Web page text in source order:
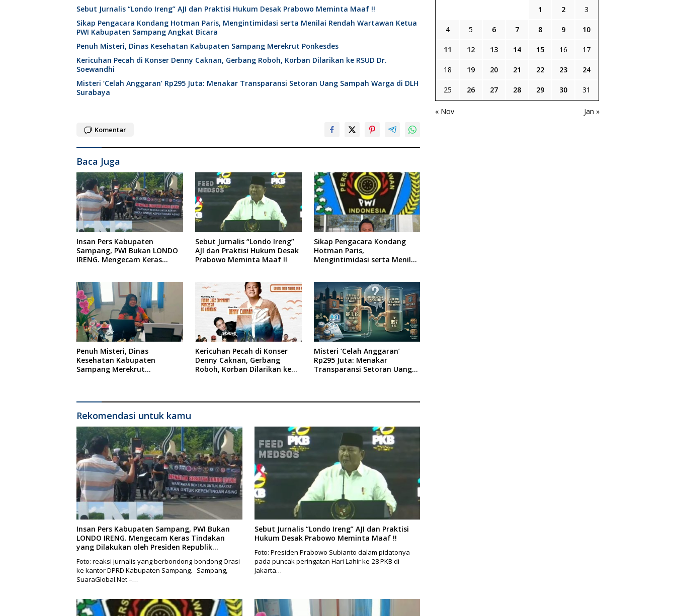
Sebut Jurnalis “Londo Ireng” AJI dan Praktisi Hukum Desak Prabowo Meminta Maaf !!
Sikap Pengacara Kondang Hotman Paris, Mengintimidasi serta Menilai Rendah Wartawan Ketua
PWI Kabupaten Sampang Angkat Bicara
Penuh Misteri, Dinas Kesehatan Kabupaten Sampang Merekrut Ponkesdes
Kericuhan Pecah di Konser Denny Caknan, Gerbang Roboh, Korban Dilarikan ke RSUD Dr.
Soewandhi
Misteri ‘Celah Anggaran’ Rp295 Juta: Menakar Transparansi Setoran Uang Sampah Warga di DLH
Surabaya
Komentar
Baca Juga
Insan Pers Kabupaten
Sampang, PWI Bukan LONDO
IRENG. Mengecam Keras
Indonesia
Sebut Jurnalis “Londo Ireng”
AJI dan Praktisi Hukum Desak
Prabowo Meminta Maaf !!
Sikap Pengacara Kondang
Hotman Paris,
Mengintimidasi serta Menilai
Bicara
Penuh Misteri, Dinas
Kesehatan Kabupaten
Sampang Merekrut
Kericuhan Pecah di Konser
Denny Caknan, Gerbang
Roboh, Korban Dilarikan ke
Misteri ‘Celah Anggaran’
Rp295 Juta: Menakar
Transparansi Setoran Uang
Rekomendasi untuk kamu
Insan Pers Kabupaten Sampang, PWI Bukan
LONDO IRENG. Mengecam Keras Tindakan
yang Dilakukan oleh Presiden Republik
Foto: reaksi jurnalis yang berbondong-bondong Orasi
ke kantor DPRD Kabupaten Sampang. Sampang,
SuaraGlobal.Net –…
Sebut Jurnalis “Londo Ireng” AJI dan Praktisi
Hukum Desak Prabowo Meminta Maaf !!
Foto: Presiden Prabowo Subianto dalam pidatonya
pada puncak peringatan Hari Lahir ke-28 PKB di
Jakarta…
1 2 3
4 5 6 7 8 9 10
11 12 13 14 15 16 17
18 19 20 21 22 23 24
25 26 27 28 29 30 31
« Nov Jan »